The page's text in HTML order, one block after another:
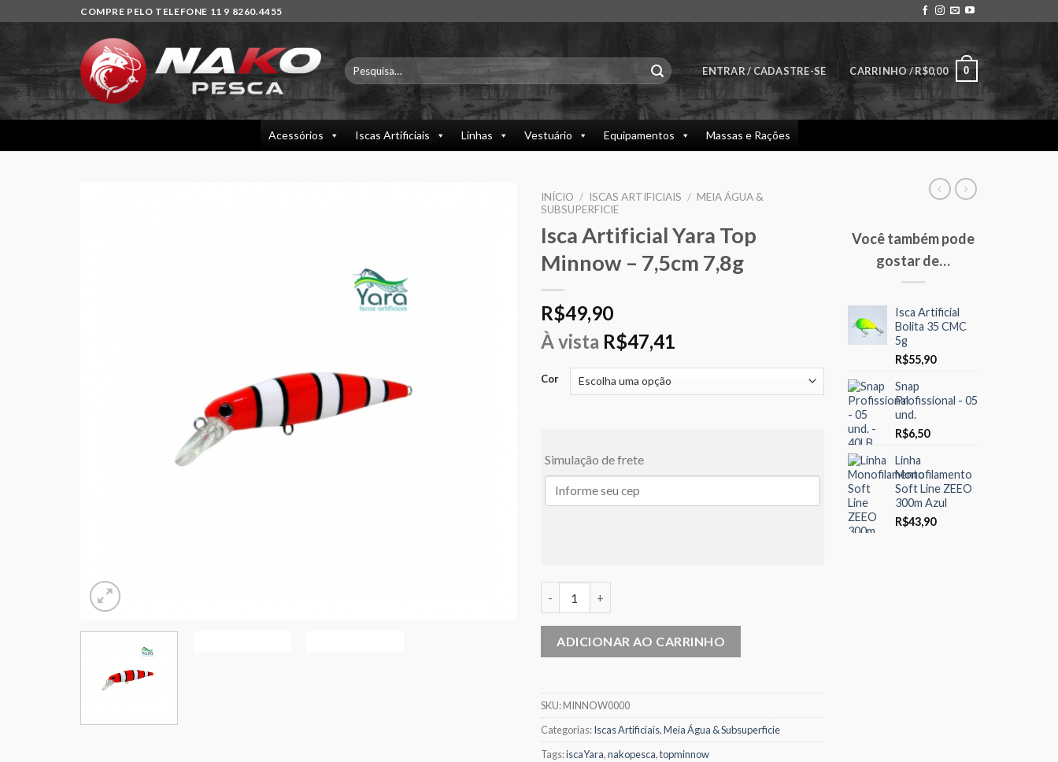
COMPRE PELO TELEFONE 11 9 8260.4455
Pesquisar
por:
ENTRAR / CADASTRE-SE CARRINHO /R$0,00 0
Acessórios Iscas Artificiais Linhas Vestuário Equipamentos Massas e Rações
INÍCIO / ISCAS ARTIFICIAIS / MEIA ÁGUA &
SUBSUPERFICIE
Isca Artificial Yara Top
Minnow – 7,5cm 7,8g
R$49,90
À vista R$47,41
Cor
Simulação de frete
ADICIONAR AO CARRINHO
SKU:MINNOW0000
Categorias:Iscas Artificiais,Meia Água & Subsuperficie
Tags:iscaYara,nakopesca,topminnow
Você também pode
gostar de…
Isca Artificial
Bolita 35 CMC
5g
R$55,90
Snap
Profissional - 05
und.
R$6,50
Linha
Monofilamento
Soft Line ZEEO
300m Azul
R$43,90